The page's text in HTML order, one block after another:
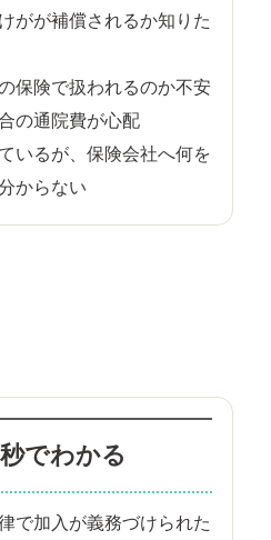
がが補償されるか知りた
保険で扱われるのか不安
の通院費が心配
いるが、保険会社へ何を
からない
でわかる
で加入が義務づけられた